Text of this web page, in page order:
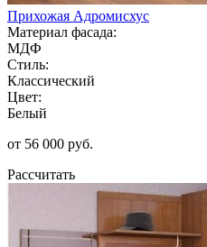
Прихожая Адромисхус
Материал фасада:
МДФ
Стиль:
Классический
Цвет:
Белый
от 56 000 руб.
Рассчитать